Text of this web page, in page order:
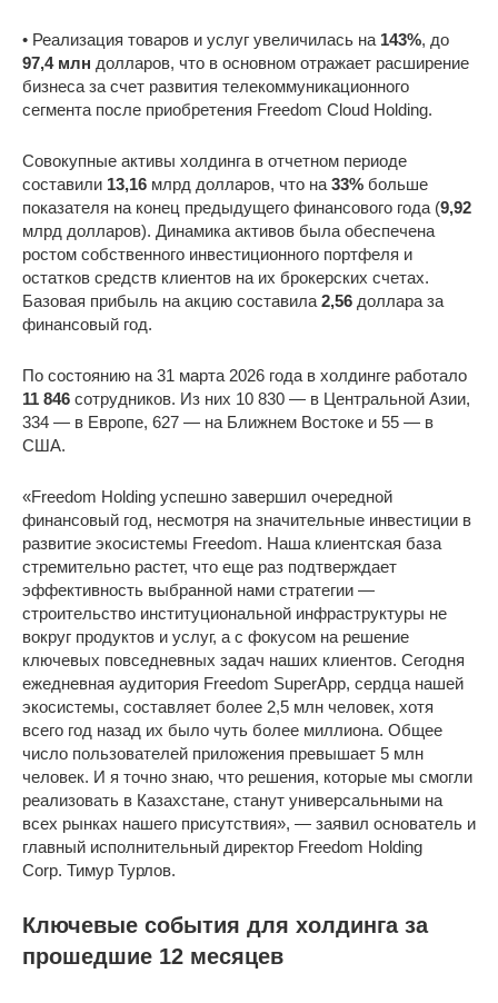
• Реализация товаров и услуг увеличилась на 143%, до
97,4 млн долларов, что в основном отражает расширение
бизнеса за счет развития телекоммуникационного
сегмента после приобретения Freedom Cloud Holding.
Совокупные активы холдинга в отчетном периоде
составили 13,16 млрд долларов, что на 33% больше
показателя на конец предыдущего финансового года (9,92
млрд долларов). Динамика активов была обеспечена
ростом собственного инвестиционного портфеля и
остатков средств клиентов на их брокерских счетах.
Базовая прибыль на акцию составила 2,56 доллара за
финансовый год.
По состоянию на 31 марта 2026 года в холдинге работало
11 846 сотрудников. Из них 10 830 — в Центральной Азии,
334 — в Европе, 627 — на Ближнем Востоке и 55 — в
США.
«Freedom Holding успешно завершил очередной
финансовый год, несмотря на значительные инвестиции в
развитие экосистемы Freedom. Наша клиентская база
стремительно растет, что еще раз подтверждает
эффективность выбранной нами стратегии —
строительство институциональной инфраструктуры не
вокруг продуктов и услуг, а с фокусом на решение
ключевых повседневных задач наших клиентов. Сегодня
ежедневная аудитория Freedom SuperApp, сердца нашей
экосистемы, составляет более 2,5 млн человек, хотя
всего год назад их было чуть более миллиона. Общее
число пользователей приложения превышает 5 млн
человек. И я точно знаю, что решения, которые мы смогли
реализовать в Казахстане, станут универсальными на
всех рынках нашего присутствия», — заявил основатель и
главный исполнительный директор Freedom Holding
Corp. Тимур Турлов.
Ключевые события для холдинга за
прошедшие 12 месяцев